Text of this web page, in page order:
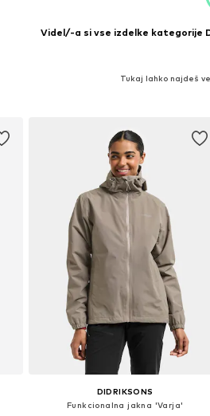
Videl/-a si vse izdelke kategorije
Tukaj lahko najdeš
DIDRIKSONS
Funkcionalna jakna 'Varja'